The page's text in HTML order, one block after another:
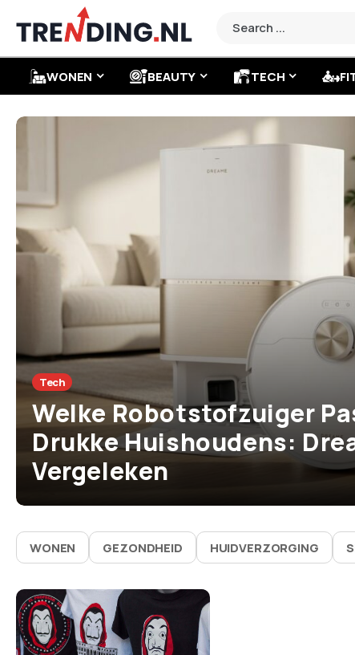
WONEN BEAUTY TECH
Tech
Welke Robotstofzuiger
Drukke Huishoudens:
Vergeleken
WONEN GEZONDHEID HUIDVERZORGING